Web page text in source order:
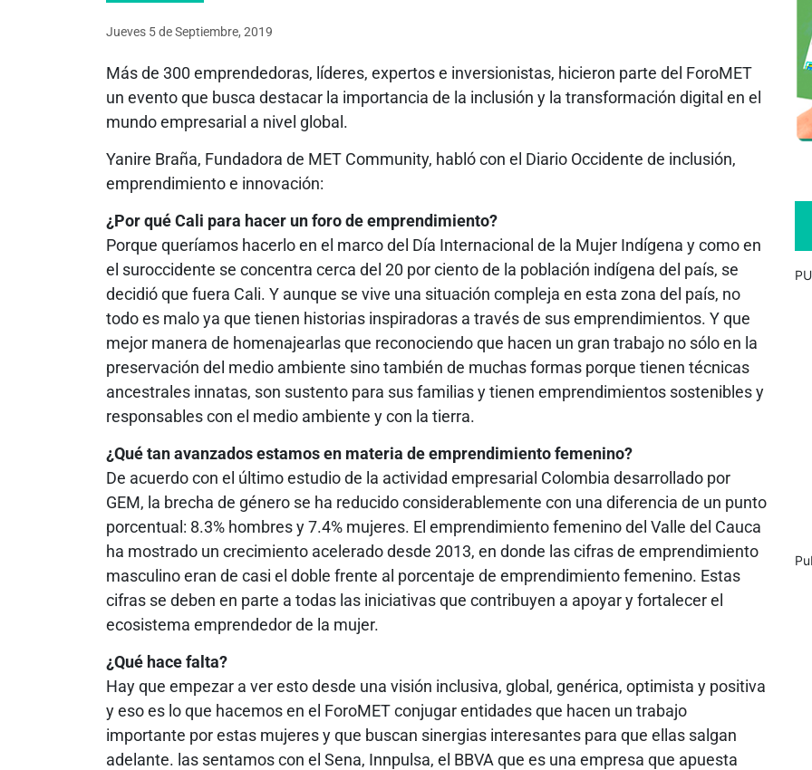
Jueves 5deSeptiembre, 2019
Más de 300 emprendedoras, líderes, expertos e inversionistas, hicieron parte del ForoMET
un evento que busca destacar la importancia de la inclusión y la transformación digital en el
mundo empresarial a nivel global.
Yanire Braña, Fundadora de MET Community, habló con el Diario Occidente de inclusión,
emprendimiento e innovación:
¿Por qué Cali para hacer un foro de emprendimiento?
Porque queríamos hacerlo en el marco del Día Internacional de la Mujer Indígena y como en
el suroccidente se concentra cerca del 20 por ciento de la población indígena del país, se
decidió que fuera Cali. Y aunque se vive una situación compleja en esta zona del país, no
todo es malo ya que tienen historias inspiradoras a través de sus emprendimientos. Y que
mejor manera de homenajearlas que reconociendo que hacen un gran trabajo no sólo en la
preservación del medio ambiente sino también de muchas formas porque tienen técnicas
ancestrales innatas, son sustento para sus familias y tienen emprendimientos sostenibles y
responsables con el medio ambiente y con la tierra.
¿Qué tan avanzados estamos en materia de emprendimiento femenino?
De acuerdo con el último estudio de la actividad empresarial Colombia desarrollado por
GEM, la brecha de género se ha reducido considerablemente con una diferencia de un punto
porcentual: 8.3% hombres y 7.4% mujeres. El emprendimiento femenino del Valle del Cauca
ha mostrado un crecimiento acelerado desde 2013, en donde las cifras de emprendimiento
masculino eran de casi el doble frente al porcentaje de emprendimiento femenino. Estas
cifras se deben en parte a todas las iniciativas que contribuyen a apoyar y fortalecer el
ecosistema emprendedor de la mujer.
¿Qué hace falta?
Hay que empezar a ver esto desde una visión inclusiva, global, genérica, optimista y positiva
y eso es lo que hacemos en el ForoMET conjugar entidades que hacen un trabajo
importante por estas mujeres y que buscan sinergias interesantes para que ellas salgan
adelante. las sentamos con el Sena, Innpulsa, el BBVA que es una empresa que apuesta